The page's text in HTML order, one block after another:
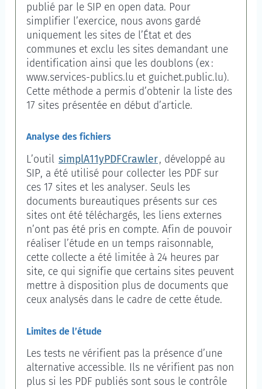
publié par le SIP en open data. Pour
simplifier l’exercice, nous avons gardé
uniquement les sites de l’État et des
communes et exclu les sites demandant une
identification ainsi que les doublons (ex :
www.services-publics.lu et guichet.public.lu).
Cette méthode a permis d’obtenir la liste des
17 sites présentée en début d’article.
Analyse des fichiers
L’outil simplA11yPDFCrawler, développé au
SIP, a été utilisé pour collecter les PDF sur
ces 17 sites et les analyser. Seuls les
documents bureautiques présents sur ces
sites ont été téléchargés, les liens externes
n’ont pas été pris en compte. Afin de pouvoir
réaliser l’étude en un temps raisonnable,
cette collecte a été limitée à 24 heures par
site, ce qui signifie que certains sites peuvent
mettre à disposition plus de documents que
ceux analysés dans le cadre de cette étude.
Limites de l’étude
Les tests ne vérifient pas la présence d’une
alternative accessible. Ils ne vérifient pas non
plus si les PDF publiés sont sous le contrôle